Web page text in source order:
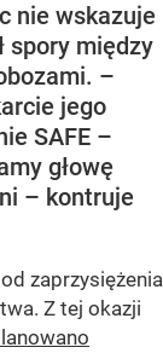
nie wskazuje
spory między
–
jego
SAFE –
głowę
– kontruje
zaprzysiężenia
Z tej okazji